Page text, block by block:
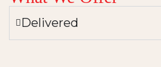
Delivered